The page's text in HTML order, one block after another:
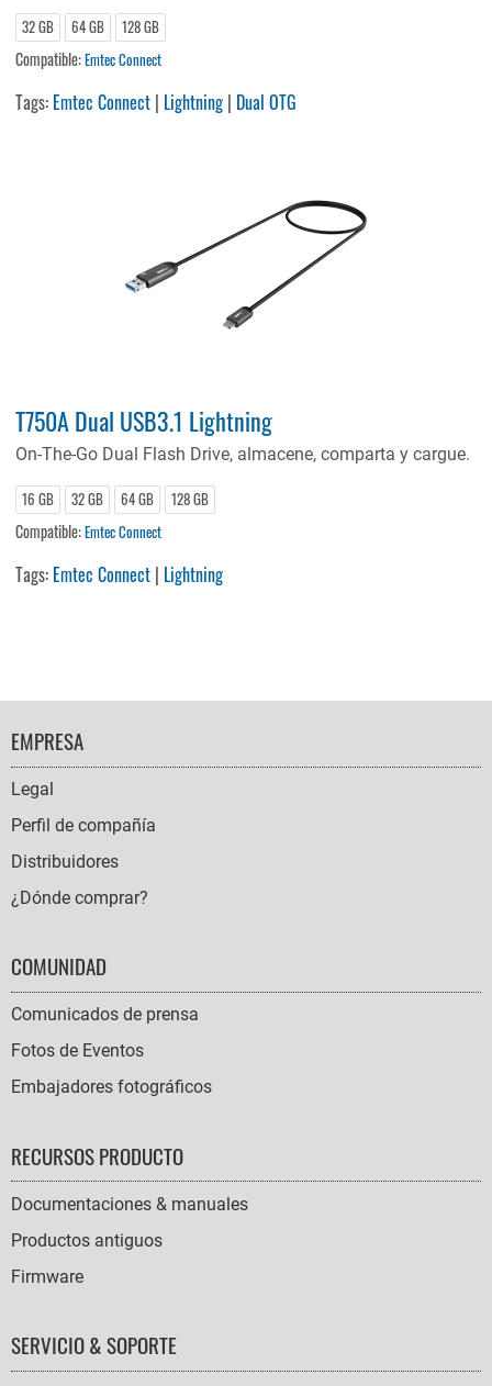
32 GB 64 GB 128 GB
Compatible:Emtec Connect
Tags: Emtec Connect | Lightning | Dual OTG
T750A Dual USB3.1 Lightning
On-The-Go Dual Flash Drive, almacene, comparta y cargue.
16 GB 32 GB 64 GB 128 GB
Compatible:Emtec Connect
Tags: Emtec Connect | Lightning
FOOTER
NAVIGATION
EMPRESA
Legal
Perfil de compañía
Distribuidores
¿Dónde comprar?
COMUNIDAD
Comunicados de prensa
Fotos de Eventos
Embajadores fotográficos
RECURSOS PRODUCTO
Documentaciones & manuales
Productos antiguos
Firmware
SERVICIO & SOPORTE